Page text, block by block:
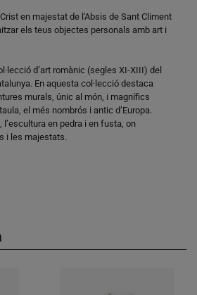
en majestat de l'Absis de Sant Climent
els teus objectes personals amb art i
d’art romànic (segles XI-XIII) del
En aquesta col·lecció destaca
murals, únic al món, i magnífics
el més nombrós i antic d’Europa.
l’escultura en pedra i en fusta, on
i les majestats.